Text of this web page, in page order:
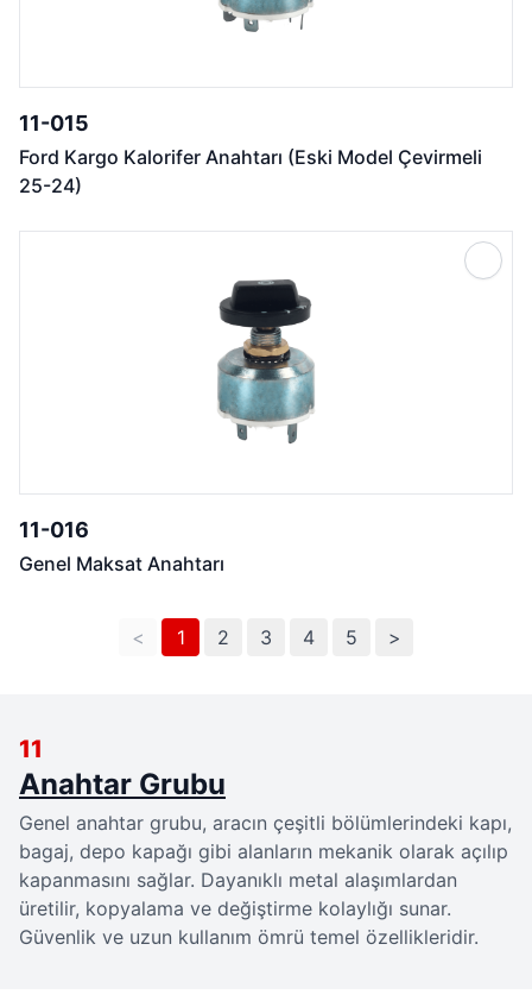
11-015
Ford Kargo Kalorifer Anahtarı (Eski Model Çevirmeli
25-24)
11-016
Genel Maksat Anahtarı
< 1 2 3 4 5 >
11
Anahtar Grubu
Genel anahtar grubu, aracın çeşitli bölümlerindeki kapı,
bagaj, depo kapağı gibi alanların mekanik olarak açılıp
kapanmasını sağlar. Dayanıklı metal alaşımlardan
üretilir, kopyalama ve değiştirme kolaylığı sunar.
Güvenlik ve uzun kullanım ömrü temel özellikleridir.